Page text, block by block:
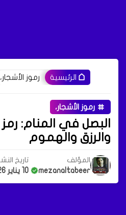
الرئيسية رموز الأشجار،
رموز الأشجار،
البصل في المنام:
والرزق والهموم
المؤلف
mezanaltabeer
تاريخ
10 يناير 2026